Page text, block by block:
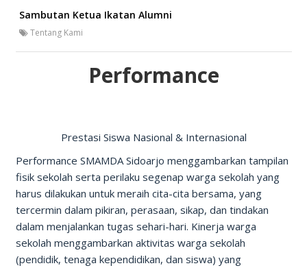
Sambutan Ketua Ikatan Alumni
Tentang Kami
Performance
Prestasi Siswa Nasional & Internasional
Performance SMAMDA Sidoarjo menggambarkan tampilan
fisik sekolah serta perilaku segenap warga sekolah yang
harus dilakukan untuk meraih cita-cita bersama, yang
tercermin dalam pikiran, perasaan, sikap, dan tindakan
dalam menjalankan tugas sehari-hari. Kinerja warga
sekolah menggambarkan aktivitas warga sekolah
(pendidik, tenaga kependidikan, dan siswa) yang